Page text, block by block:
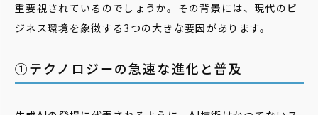
重要視されているのでしょうか。その背景には、現代のビ
ジネス環境を象徴する3つの大きな要因があります。
①テクノロジーの急速な進化と普及